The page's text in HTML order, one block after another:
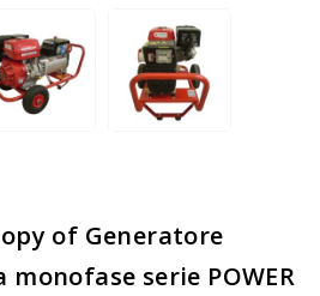
of Generatore
serie POWER